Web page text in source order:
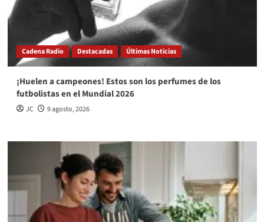
Cadena Radio Destacadas Últimas Noticias
¡Huelen a campeones! Estos son los perfumes de los
futbolistas en el Mundial 2026
JC 9 agosto, 2026